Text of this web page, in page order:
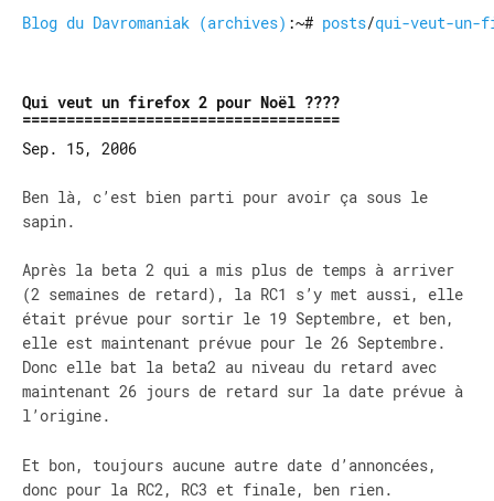
Blog du Davromaniak (archives) :~# posts/qui-veut-un-
Qui veut un firefox 2 pour Noël ????
Sep. 15, 2006
Ben là, c’est bien parti pour avoir ça sous le
sapin.
Après la beta 2 qui a mis plus de temps à arriver
(2 semaines de retard), la RC1 s’y met aussi, elle
était prévue pour sortir le 19 Septembre, et ben,
elle est maintenant prévue pour le 26 Septembre.
Donc elle bat la beta2 au niveau du retard avec
maintenant 26 jours de retard sur la date prévue à
l’origine.
Et bon, toujours aucune autre date d’annoncées,
donc pour la RC2, RC3 et finale, ben rien.